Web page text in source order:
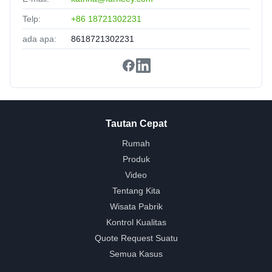
Telp: +86 18721302231
ada apa: 8618721302231
Tautan Cepat
Rumah
Produk
Video
Tentang Kita
Wisata Pabrik
Kontrol Kualitas
Quote Request Suatu
Semua Kasus